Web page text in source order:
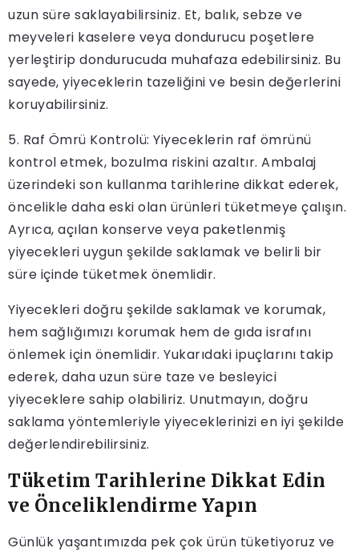
uzun süre saklayabilirsiniz. Et, balık, sebze ve
meyveleri kaselere veya dondurucu poşetlere
yerleştirip dondurucuda muhafaza edebilirsiniz. Bu
sayede, yiyeceklerin tazeliğini ve besin değerlerini
koruyabilirsiniz.
5. Raf Ömrü Kontrolü: Yiyeceklerin raf ömrünü
kontrol etmek, bozulma riskini azaltır. Ambalaj
üzerindeki son kullanma tarihlerine dikkat ederek,
öncelikle daha eski olan ürünleri tüketmeye çalışın.
Ayrıca, açılan konserve veya paketlenmiş
yiyecekleri uygun şekilde saklamak ve belirli bir
süre içinde tüketmek önemlidir.
Yiyecekleri doğru şekilde saklamak ve korumak,
hem sağlığımızı korumak hem de gıda israfını
önlemek için önemlidir. Yukarıdaki ipuçlarını takip
ederek, daha uzun süre taze ve besleyici
yiyeceklere sahip olabiliriz. Unutmayın, doğru
saklama yöntemleriyle yiyeceklerinizi en iyi şekilde
değerlendirebilirsiniz.
Tüketim Tarihlerine Dikkat Edin
ve Önceliklendirme Yapın
Günlük yaşantımızda pek çok ürün tüketiyoruz ve